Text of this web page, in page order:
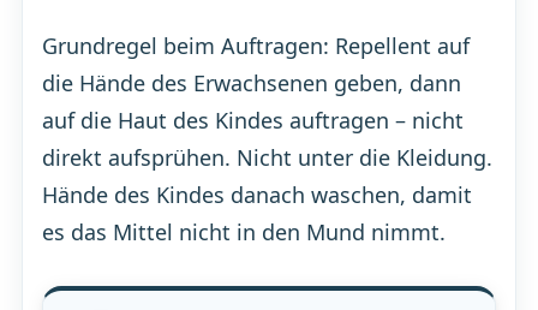
Grundregel beim Auftragen: Repellent auf
die Hände des Erwachsenen geben, dann
auf die Haut des Kindes auftragen – nicht
direkt aufsprühen. Nicht unter die Kleidung.
Hände des Kindes danach waschen, damit
es das Mittel nicht in den Mund nimmt.